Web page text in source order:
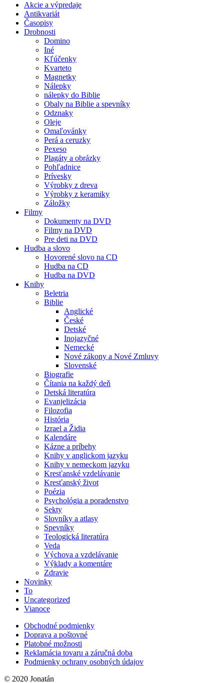
Akcie a výpredaje
Antikvariát
Časopisy
Drobnosti
Domino
Iné
Kľúčenky
Kvarteto
Magnetky
Nálepky
nálepky do Biblie
Obaly na Biblie a spevníky
Odznaky
Oleje
Omaľovánky
Perá a ceruzky
Pexeso
Plagáty a obrázky
Pohľadnice
Prívesky
Výrobky z dreva
Výrobky z keramiky
Záložky
Filmy
Dokumenty na DVD
Filmy na DVD
Pre deti na DVD
Hudba a slovo
Hovorené slovo na CD
Hudba na CD
Hudba na DVD
Knihy
Beletria
Biblie
Anglické
České
Detské
Inojazyčné
Nemecké
Nové zákony a Nové Zmluvy
Slovenské
Biografie
Čítania na každý deň
Detská literatúra
Evanjelizácia
Filozofia
História
Izrael a Židia
Kalendáre
Kázne a príbehy
Knihy v anglickom jazyku
Knihy v nemeckom jazyku
Kresťanské vzdelávanie
Kresťanský život
Poézia
Psychológia a poradenstvo
Sekty
Slovníky a atlasy
Spevníky
Teologická literatúra
Veda
Výchova a vzdelávanie
Výklady a komentáre
Zdravie
Novinky
To
Uncategorized
Vianoce
Obchodné podmienky
Doprava a poštovné
Platobné možnosti
Reklamácia tovaru a záručná doba
Podmienky ochrany osobných údajov
© 2020 Jonatán